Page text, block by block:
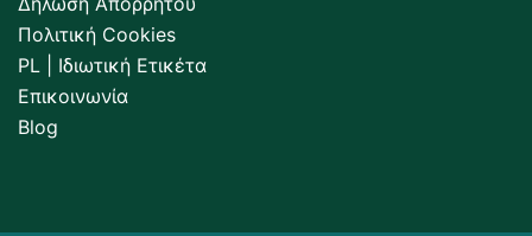
Πολιτική Cookies
PL | Ιδιωτική Ετικέτα
Επικοινωνία
Blog